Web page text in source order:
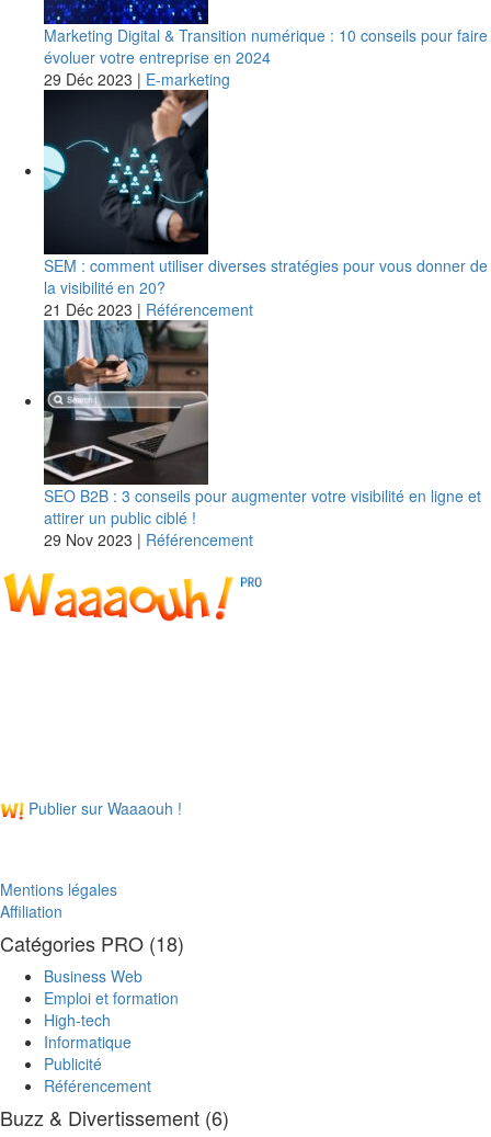
Marketing Digital & Transition numérique : 10 conseils pour faire
évoluer votre entreprise en 2024
29 Déc 2023 | E-marketing
SEM : comment utiliser diverses stratégies pour vous donner de
la visibilité en 20?
21 Déc 2023 | Référencement
SEO B2B : 3 conseils pour augmenter votre visibilité en ligne et
attirer un public ciblé !
29 Nov 2023 | Référencement
Publier sur Waaaouh !
Mentions légales
Affiliation
Catégories PRO (18)
Business Web
Emploi et formation
High-tech
Informatique
Publicité
Référencement
Buzz & Divertissement (6)